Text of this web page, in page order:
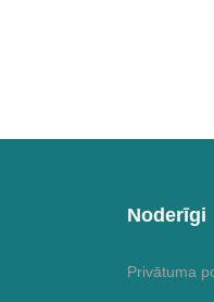
Noderīgi
Privātuma